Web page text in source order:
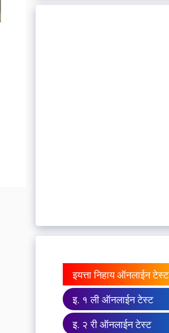
इयत्ता निहाय ऑनलाईन टेस्ट
इ. १ ली ऑनलाईन टेस्ट
इ. २ री ऑनलाईन टेस्ट